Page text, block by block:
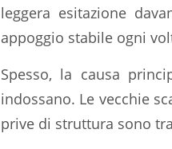
leggera esitazione
appoggio stabile ogni
Spesso, la causa
indossano. Le vecchie
prive di struttura sono